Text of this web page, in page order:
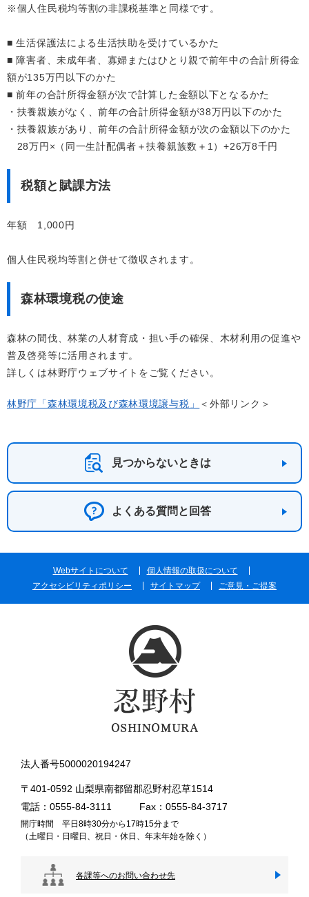
※個人住民税均等割の非課税基準と同様です。
■ 生活保護法による生活扶助を受けているかた
■ 障害者、未成年者、寡婦またはひとり親で前年中の合計所得金
額が135万円以下のかた
■ 前年の合計所得金額が次で計算した金額以下となるかた
・扶養親族がなく、前年の合計所得金額が38万円以下のかた
・扶養親族があり、前年の合計所得金額が次の金額以下のかた
28万円×（同一生計配偶者＋扶養親族数＋1）+26万8千円
税額と賦課方法
年額 1,000円
個人住民税均等割と併せて徴収されます。
森林環境税の使途
森林の間伐、林業の人材育成・担い手の確保、木材利用の促進や
普及啓発等に活用されます。
詳しくは林野庁ウェブサイトをご覧ください。
林野庁「森林環境税及び森林環境譲与税」 ＜外部リンク＞
見つからないときは
よくある質問と回答
Webサイトについて
個人情報の取扱について
アクセシビリティポリシー
サイトマップ ご意見・ご提案
法人番号5000020194247
〒401-0592 山梨県南都留郡忍野村忍草1514
電話：0555-84-3111
Fax：0555-84-3717
開庁時間 平日8時30分から17時15分まで
（土曜日・日曜日、祝日・休日、年末年始を除く）
各課等へのお問い合わせ先